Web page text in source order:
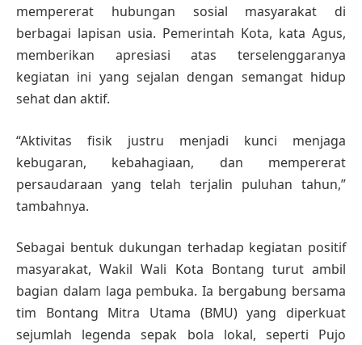
mempererat hubungan sosial masyarakat di
berbagai lapisan usia. Pemerintah Kota, kata Agus,
memberikan apresiasi atas terselenggaranya
kegiatan ini yang sejalan dengan semangat hidup
sehat dan aktif.
“Aktivitas fisik justru menjadi kunci menjaga
kebugaran, kebahagiaan, dan mempererat
persaudaraan yang telah terjalin puluhan tahun,”
tambahnya.
Sebagai bentuk dukungan terhadap kegiatan positif
masyarakat, Wakil Wali Kota Bontang turut ambil
bagian dalam laga pembuka. Ia bergabung bersama
tim Bontang Mitra Utama (BMU) yang diperkuat
sejumlah legenda sepak bola lokal, seperti Pujo